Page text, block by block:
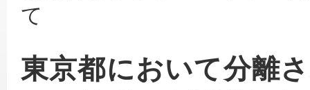
て
東京都において分離